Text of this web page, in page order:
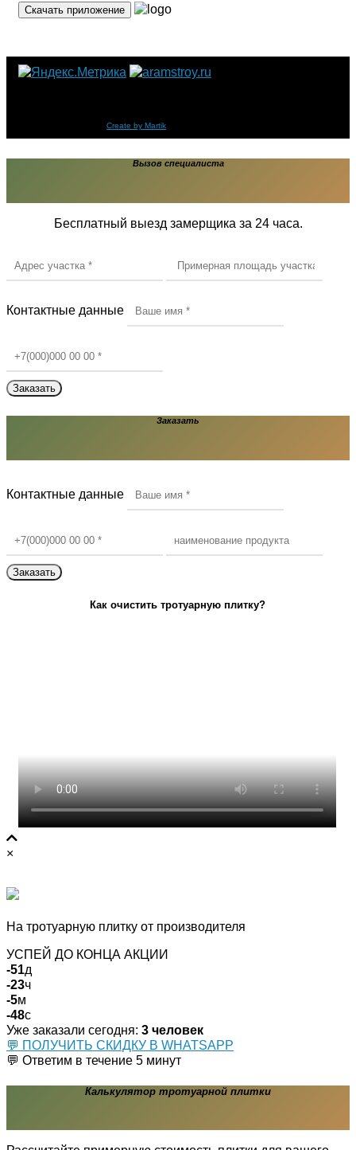
Скачать приложение
Create by Martik
Вызов специалиста
Бесплатный выезд замерщика за 24 часа.
Контактные данные
Заказать
Контактные данные
Как очистить тротуарную плитку?
×
На тротуарную плитку от производителя
УСПЕЙ ДО КОНЦА АКЦИИ
-51д
-23ч
-5м
-48с
Уже заказали сегодня: 3 человек
💬 ПОЛУЧИТЬ СКИДКУ В WHATSAPP
💬 Ответим в течение 5 минут
Калькулятор тротуарной плитки